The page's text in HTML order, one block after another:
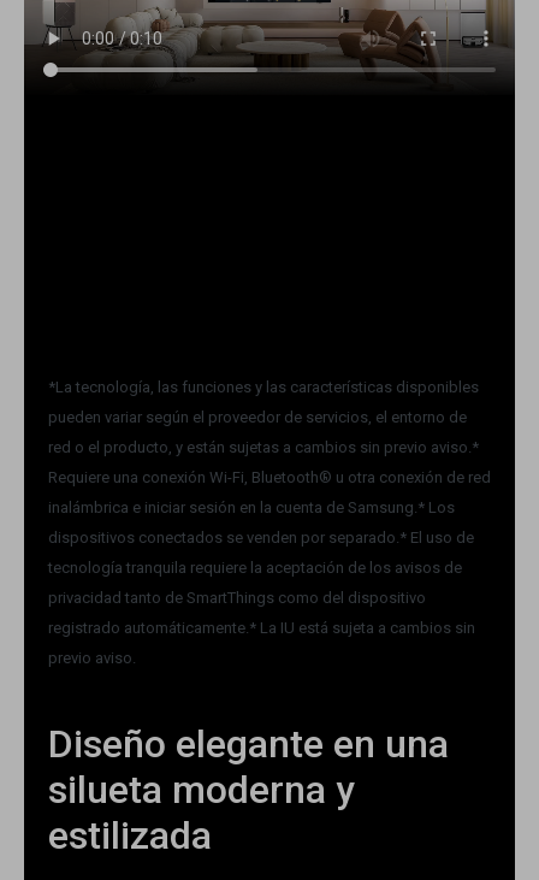
*La tecnología, las funciones y las características disponibles
pueden variar según el proveedor de servicios, el entorno de
red o el producto, y están sujetas a cambios sin previo aviso.*
Requiere una conexión Wi-Fi, Bluetooth® u otra conexión de red
inalámbrica e iniciar sesión en la cuenta de Samsung.* Los
dispositivos conectados se venden por separado.* El uso de
tecnología tranquila requiere la aceptación de los avisos de
privacidad tanto de SmartThings como del dispositivo
registrado automáticamente.* La IU está sujeta a cambios sin
previo aviso.
Diseño elegante en una
silueta moderna y
estilizada